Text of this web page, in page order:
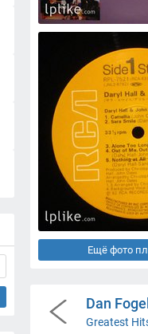
Ещё фото
Dan
Greatest